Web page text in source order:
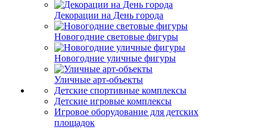
Декорации на День города
Новогодние световые фигуры
Новогодние уличные фигуры
Уличные арт-объекты
Детские спортивные комплексы
Детские игровые комплексы
Игровое оборудование для детских
площадок